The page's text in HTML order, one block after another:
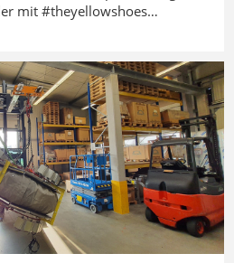
mit #theyellowshoes…